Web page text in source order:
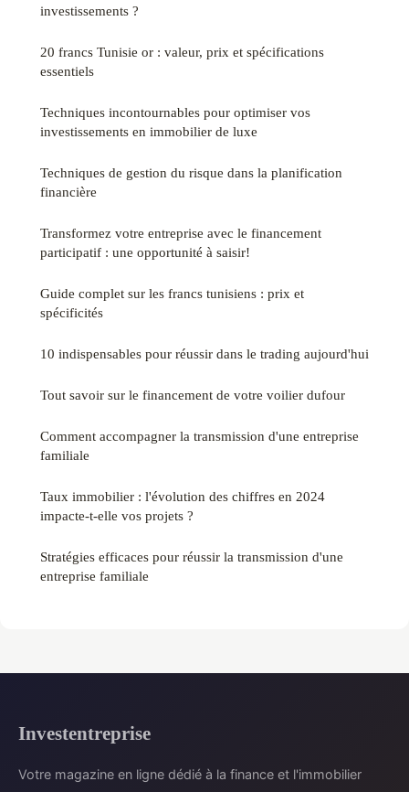
investissements ?
20 francs Tunisie or : valeur, prix et spécifications
essentiels
Techniques incontournables pour optimiser vos
investissements en immobilier de luxe
Techniques de gestion du risque dans la planification
financière
Transformez votre entreprise avec le financement
participatif : une opportunité à saisir!
Guide complet sur les francs tunisiens : prix et
spécificités
10 indispensables pour réussir dans le trading aujourd'hui
Tout savoir sur le financement de votre voilier dufour
Comment accompagner la transmission d'une entreprise
familiale
Taux immobilier : l'évolution des chiffres en 2024
impacte-t-elle vos projets ?
Stratégies efficaces pour réussir la transmission d'une
entreprise familiale
Investentreprise
Votre magazine en ligne dédié à la finance et l'immobilier